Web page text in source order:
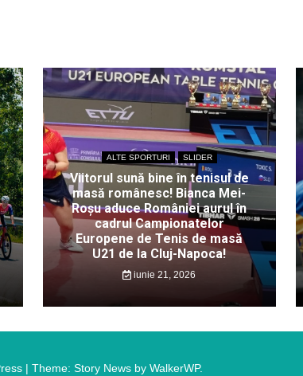
ALTE SPORTURI SLIDER
Viitorul sună bine în tenisul de
masă românesc! Bianca Mei-
Roșu aduce României aurul în
cadrul Campionatelor
Europene de Tenis de masă
U21 de la Cluj-Napoca!
iunie 21, 2026
| Theme: Story News by WalkerWP.